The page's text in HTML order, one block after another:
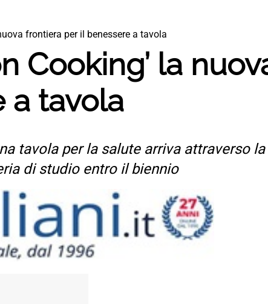
frontiera per il benessere a tavola
Cooking’ la
a tavola
tavola per la salute arriva attraverso
di studio entro il biennio